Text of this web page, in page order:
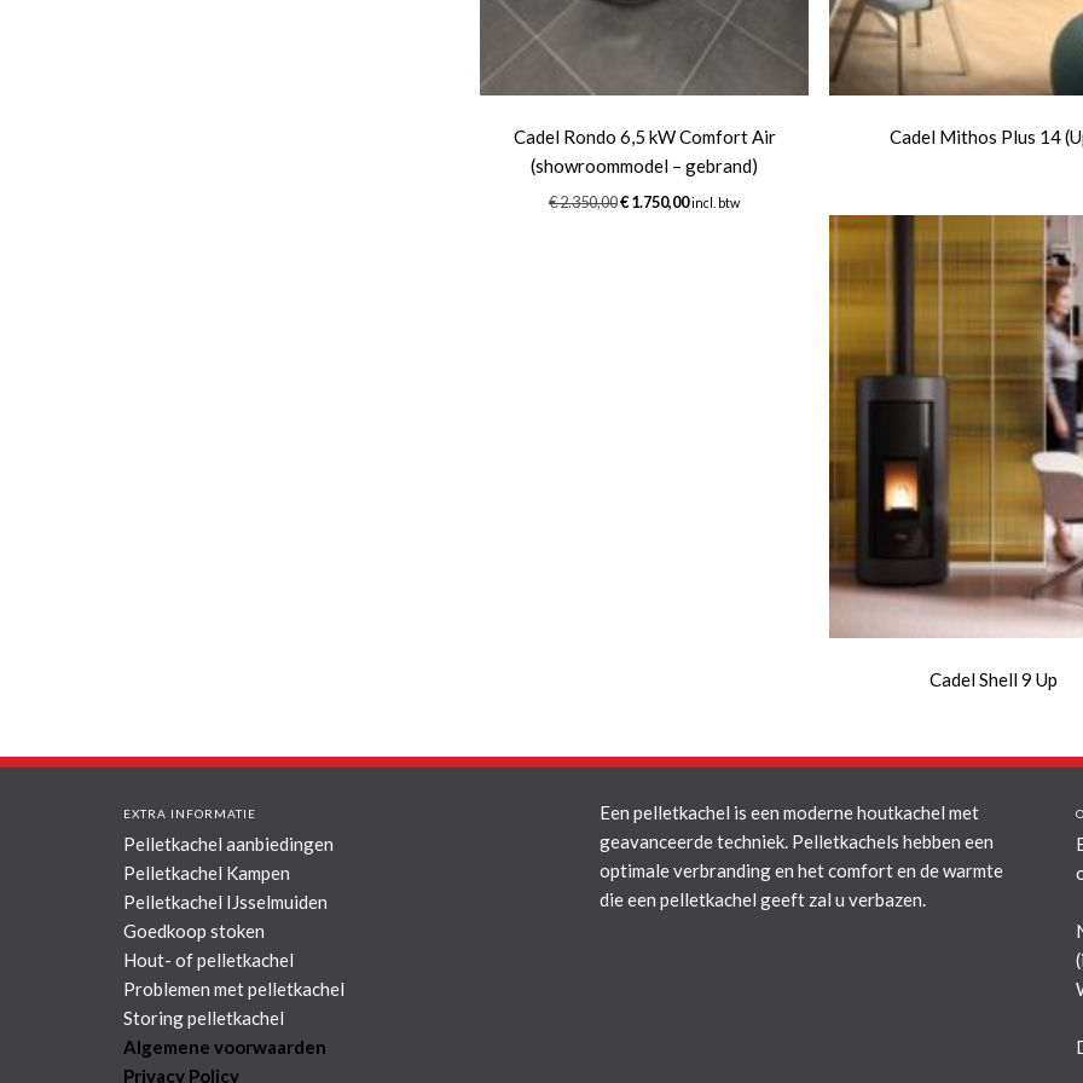
Cadel Rondo 6,5 kW Comfort Air
(showroommodel – gebrand)
€2.350,00Oorspronkelijke
€1.750,00Huidige
incl. btw
Cadel Mithos Plus 14
Cadel Shell 9 Up
EXTRA INFORMATIE
Pelletkachel aanbiedingen
Pelletkachel Kampen
Pelletkachel IJsselmuiden
Goedkoop stoken
Hout- of pelletkachel
Problemen met pelletkachel
Storing pelletkachel
Algemene voorwaarden
Privacy Policy
Een pelletkachel is een moderne houtkachel met
geavanceerde techniek. Pelletkachels hebben een
optimale verbranding en het comfort en de warmte
die een pelletkachel geeft zal u verbazen.
(